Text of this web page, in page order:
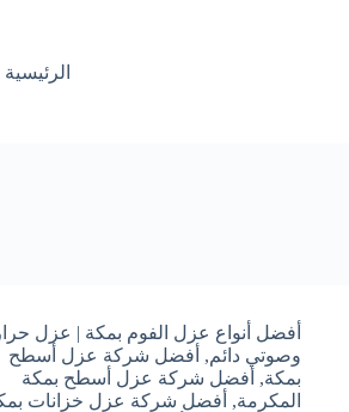
الرئيسية
أفضل أنواع عزل الفوم بمكة | عزل
وصوتي دائم, أفضل شركة عزل أسطح
بمكة, أفضل شركة عزل أسطح بمكة
المكرمة, أفضل شركة عزل خزانات